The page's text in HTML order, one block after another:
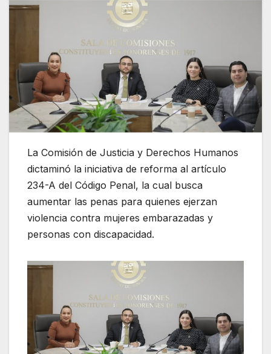
La Comisión de Justicia y Derechos Humanos
dictaminó la iniciativa de reforma al artículo
234-A del Código Penal, la cual busca
aumentar las penas para quienes ejerzan
violencia contra mujeres embarazadas y
personas con discapacidad.